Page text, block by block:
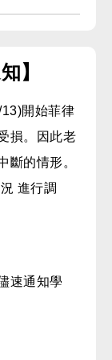
】
開始菲律
損。因此老
斷的情形。
進行調
速通知學